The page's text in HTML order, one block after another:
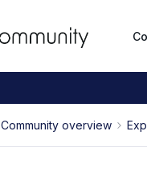
Community overview